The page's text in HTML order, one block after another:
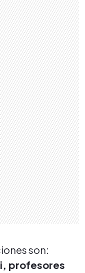
son:
profesores